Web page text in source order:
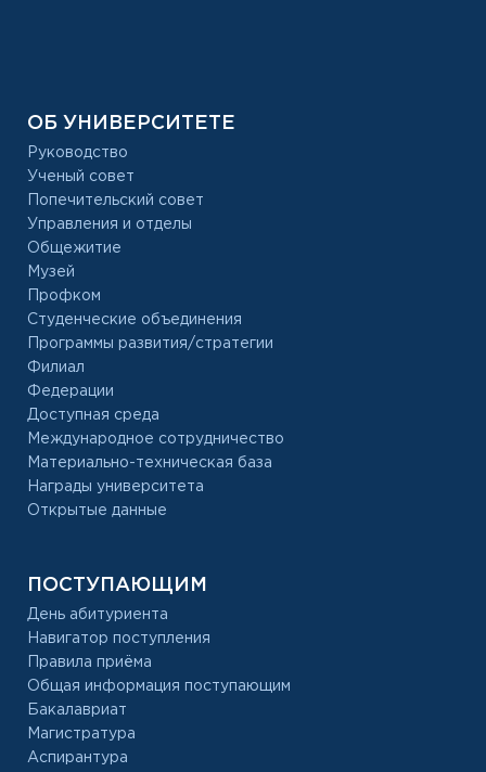
ОБ УНИВЕРСИТЕТЕ
Руководство
Ученый совет
Попечительский совет
Управления и отделы
Общежитие
Музей
Профком
Студенческие объединения
Программы развития/стратегии
Филиал
Федерации
Доступная среда
Международное сотрудничество
Материально-техническая база
Награды университета
Открытые данные
ПОСТУПАЮЩИМ
День абитуриента
Навигатор поступления
Правила приёма
Общая информация поступающим
Бакалавриат
Магистратура
Аспирантура